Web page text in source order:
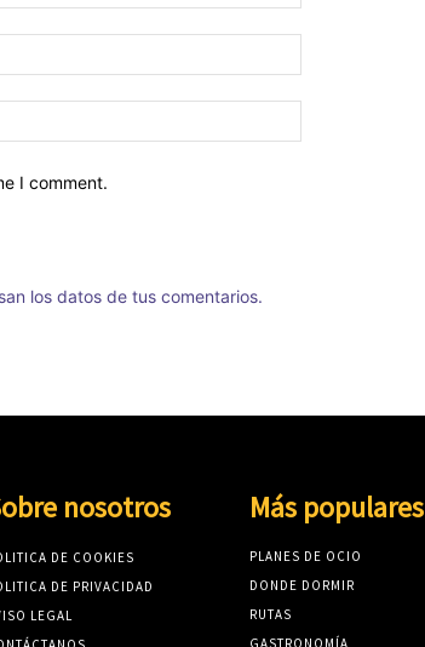
I comment.
los datos de tus comentarios.
nosotros
DE COOKIES
DE PRIVACIDAD
LEGAL
Más populares
PLANES DE OCIO
DONDE DORMIR
RUTAS
GASTRONOMÍA